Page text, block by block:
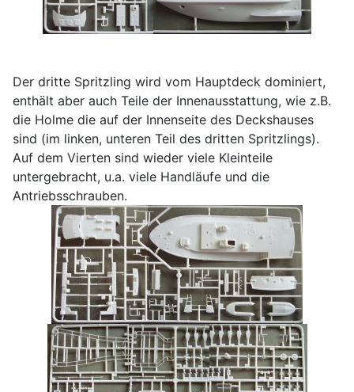
Der dritte Spritzling wird vom Hauptdeck dominiert,
enthält aber auch Teile der Innenausstattung, wie z.B.
die Holme die auf der Innenseite des Deckshauses
sind (im linken, unteren Teil des dritten Spritzlings).
Auf dem Vierten sind wieder viele Kleinteile
untergebracht, u.a. viele Handläufe und die
Antriebsschrauben.